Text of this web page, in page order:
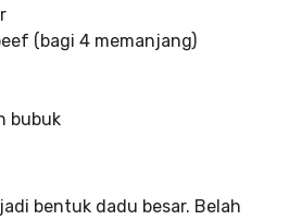
(bagi 4 memanjang)
bubuk
bentuk dadu besar. Belah